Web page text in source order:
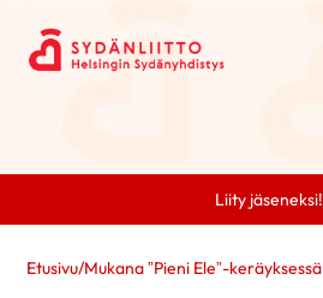
Liity jäseneksi!
Etusivu/Mukana ”Pieni Ele”-keräyksessä